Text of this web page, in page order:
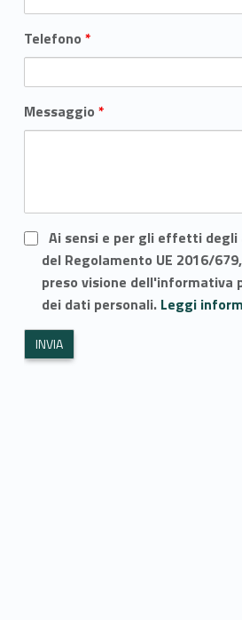
Telefono *
Messaggio *
Ai sensi e per gli effetti degli
del Regolamento UE 2016/
preso visione
dei dati personali. Leggi